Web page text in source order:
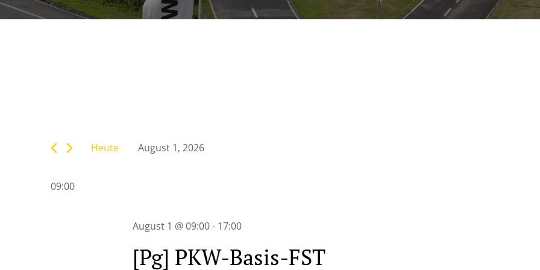
und
Ansichten,
Navigation
Suche
Veranstaltungen
Heute
August 1, 2026
09:00
August 1 @ 09:00- 17:00
[Pg] PKW-Basis-FST